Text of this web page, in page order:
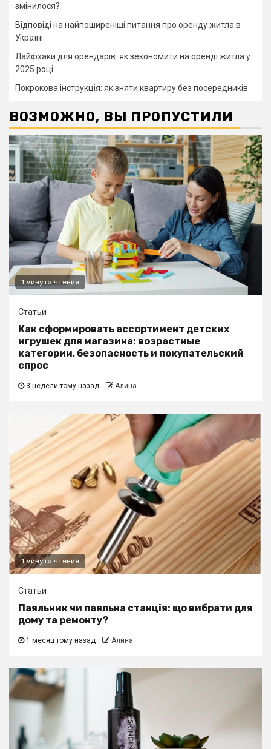
змінилося?
Відповіді на найпоширеніші питання про оренду житла в
Україні
Лайфхаки для орендарів: як зекономити на оренді житла у
2025 році
Покрокова інструкція: як зняти квартиру без посередників
ВОЗМОЖНО, ВЫ ПРОПУСТИЛИ
1 минута чтение
Статьи
Как сформировать ассортимент детских
игрушек для магазина: возрастные
категории, безопасность и покупательский
спрос
3 недели тому назад Алина
1 минута чтение
Статьи
Паяльник чи паяльна станція: що вибрати для
дому та ремонту?
1 месяц тому назад Алина